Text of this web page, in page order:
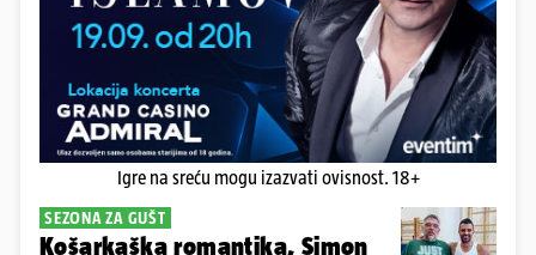
Igre na sreću mogu izazvati ovisnost. 18+
SEZONA ZA GUŠT
Košarkaška romantika, Simon